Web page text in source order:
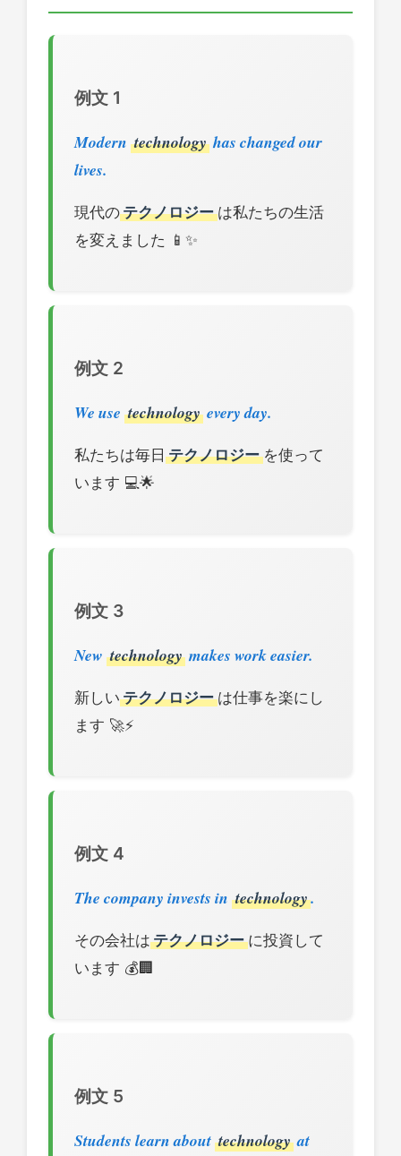
例文 1
Modern technology has changed our
lives.
現代のテクノロジーは私たちの生活
を変えました 📱✨
例文 2
We use technology every day.
私たちは毎日 テクノロジーを使って
います 💻🌟
例文 3
New technology makes work easier.
新しい テクノロジーは仕事を楽にし
ます 🚀⚡
例文 4
The company invests in technology.
その会社は テクノロジーに投資して
います 💰🏢
例文 5
Students learn about technology at